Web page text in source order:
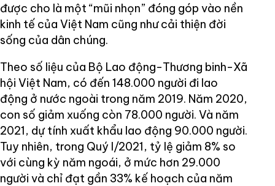
được cho là một “mũi nhọn” đóng góp vào nền
kinh tế của Việt Nam cũng như cải thiện đời
sống của dân chúng.
Theo số liệu của Bộ Lao động-Thương binh-Xã
hội Việt Nam, có đến 148.000 người đi lao
động ở nước ngoài trong năm 2019. Năm 2020,
con số giảm xuống còn 78.000 người. Và năm
2021, dự tính xuất khẩu lao động 90.000 người.
Tuy nhiên, trong Quý I/2021, tỷ lệ giảm 8% so
với cùng kỳ năm ngoái, ở mức hơn 29.000
người và chỉ đạt gần 33% kế hoạch của năm